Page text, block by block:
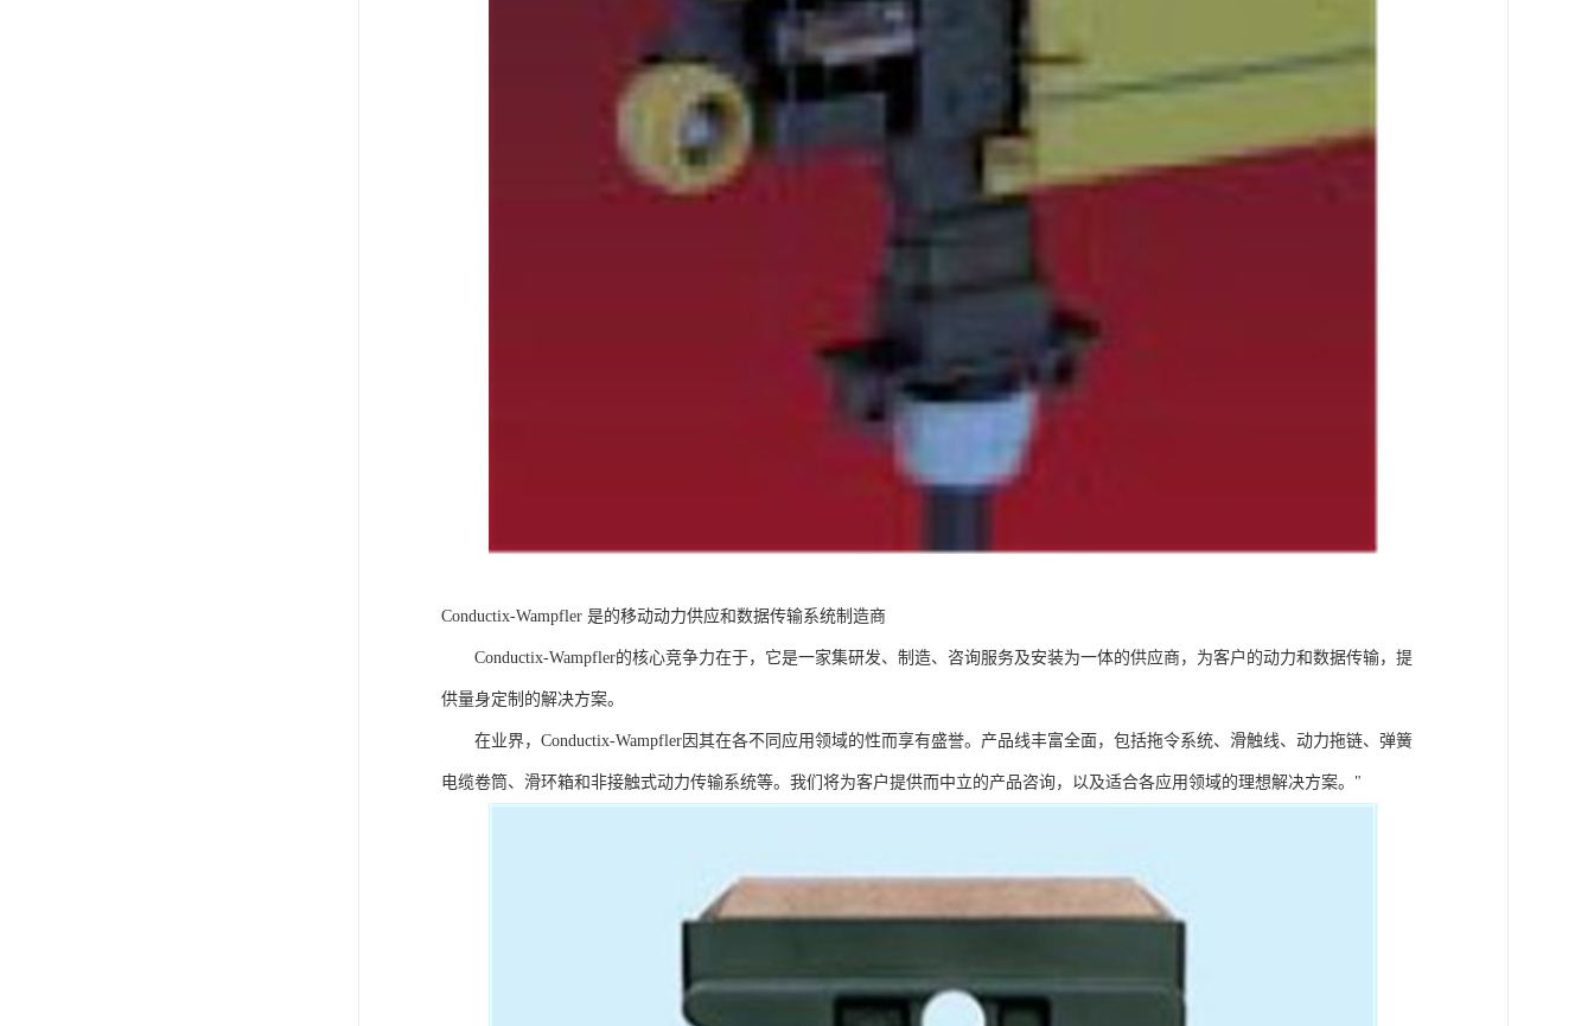
Conductix-Wampfler 是的移动动力供应和数据传输系统制造商
Conductix-Wampfler的核心竞争力在于，它是一家集研发、制造、咨询服务及安装为一体的供应商，为客户的动力和数据传输，提
供量身定制的解决方案。
在业界，Conductix-Wampfler因其在各不同应用领域的性而享有盛誉。产品线丰富全面，包括拖令系统、滑触线、动力拖链、弹簧
电缆卷筒、滑环箱和非接触式动力传输系统等。我们将为客户提供而中立的产品咨询，以及适合各应用领域的理想解决方案。"